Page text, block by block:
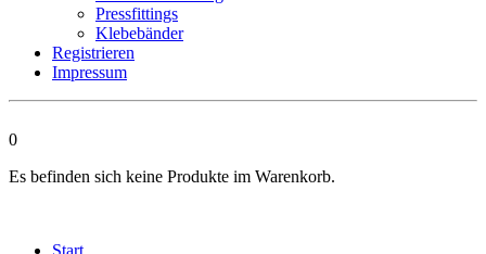
Pressfittings
Klebebänder
Registrieren
Impressum
0
Es befinden sich keine Produkte im Warenkorb.
Start